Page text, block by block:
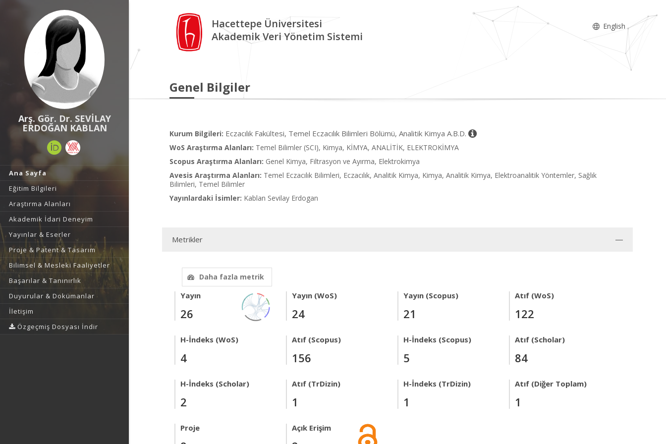
Arş. Gör. Dr. SEVİLAY
ERDOĞAN KABLAN
Ana Sayfa
Eğitim Bilgileri
Araştırma Alanları
Akademik İdari Deneyim
Yayınlar & Eserler
Proje & Patent & Tasarım
Bilimsel & Mesleki Faaliyetler
Başarılar & Tanınırlık
Duyurular & Dokümanlar
İletişim
Özgeçmiş Dosyası İndir
Hacettepe Üniversitesi
Akademik Veri Yönetim Sistemi
English
Genel Bilgiler
Kurum Bilgileri: Eczacılık Fakültesi, Temel Eczacılık Bilimleri Bölümü, Analitik Kimya A.B.D.
WoS Araştırma Alanları: Temel Bilimler (SCI), Kimya, KİMYA, ANALİTİK, ELEKTROKİMYA
Scopus Araştırma Alanları: Genel Kimya, Filtrasyon ve Ayırma, Elektrokimya
Avesis Araştırma Alanları: Temel Eczacılık Bilimleri, Eczacılık, Analitik Kimya, Kimya, Analitik Kimya, Elektroanalitik Yöntemler, Sağlık
Bilimleri, Temel Bilimler
Yayınlardaki İsimler: Kablan Sevilay Erdogan
Metrikler
Daha fazla metrik
Yayın
26
Yayın (WoS)
24
Yayın (Scopus)
21
Atıf (WoS)
122
H-İndeks (WoS)
4
Atıf (Scopus)
156
H-İndeks (Scopus)
5
Atıf (Scholar)
84
H-İndeks (Scholar)
2
Atıf (TrDizin)
1
H-İndeks (TrDizin)
1
Atıf (Diğer Toplam)
1
Proje Açık Erişim